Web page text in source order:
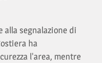
alla segnalazione di
ha
l'area, mentre